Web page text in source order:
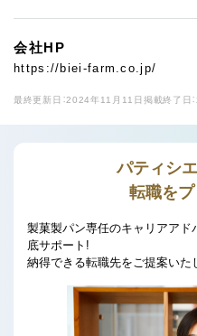
会社HP
https://biei-farm.co.jp/
最終更新日：2024年11月11日 掲載終了日
パティシ
転職を
製菓製パン専任のキャリアア
底サポート!
納得できる転職先をご提案いた